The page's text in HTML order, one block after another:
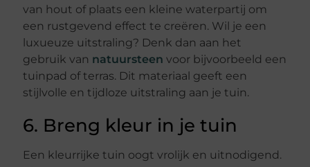
van hout of plaats een kleine waterpartij om
een rustgevend effect te creëren. Wil je een
luxueuze uitstraling? Denk dan aan het
gebruik van natuursteen voor bijvoorbeeld een
tuinpad of terras. Dit materiaal geeft een
stijlvolle en tijdloze uitstraling aan je tuin.
6. Breng kleur in je tuin
Een kleurrijke tuin oogt vrolijk en uitnodigend.